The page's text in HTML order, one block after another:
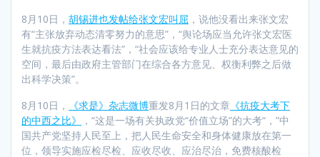
8月10日， 胡锡进也发帖给张文宏叫屈 ，说他没看出来张文宏
有“主张放弃动态清零努力的意思”，“舆论场应当允许张文宏医
生就抗疫方法表达看法”，“社会应该给专业人士充分表达意见的
空间，最后由政府主管部门在综合各方意见、权衡利弊之后做
出科学决策”。
8月10日，
《求是》杂志微博重发8月1日的文章 《抗疫大考下
的中西之比》
，“这是一场有关执政党“价值立场”的大考“，”中
国共产党坚持人民至上，把人民生命安全和身体健康放在第一
位，领导实施应检尽检、应收尽收、应治尽治，免费核酸检